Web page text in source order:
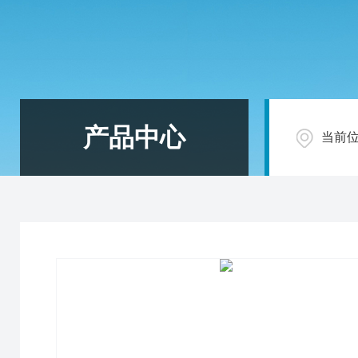
产品中心 当前